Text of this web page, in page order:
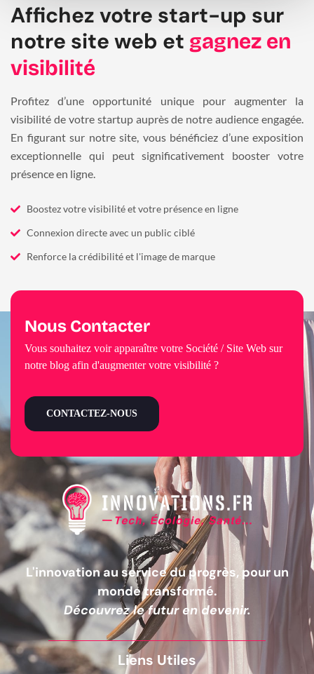
Affichez votre start-up sur
notre site web et gagnez en
visibilité
Profitez d’une opportunité unique pour augmenter la
visibilité de votre startup auprès de notre audience engagée.
En figurant sur notre site, vous bénéficiez d’une exposition
exceptionnelle qui peut significativement booster votre
présence en ligne.
Boostez votre visibilité et votre présence en ligne
Connexion directe avec un public ciblé
Renforce la crédibilité et l'image de marque
L'innovation au service du progrès, pour un
monde transformé.
Découvrez le futur en devenir.
Liens Utiles
Nous Contacter
Vous souhaitez voir apparaître votre Société / Site Web sur
notre blog afin d'augmenter votre visibilité ?
CONTACTEZ-NOUS